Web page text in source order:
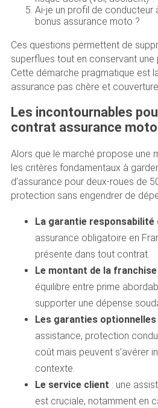
Ai-je un profil de conducteur
bonus assurance moto ?
Ces questions permettent de
superflues tout en conservant
Cette démarche pragmatique est
assurance pas chère et
Les incontournables
contrat assurance
Alors que le marché propose une
les critères fondamentaux à
d’assurance pour deux-roues de
protection sans engendrer de
La garantie responsabilité
assurance obligatoire en
présente dans tout contrat.
Le montant de la franchise
équilibre entre prime
supporter une dépense
Les garanties optionnelles
assistance, protection
coût mais peuvent s’avérer
contexte.
Le service client : une
est cruciale, notamment en